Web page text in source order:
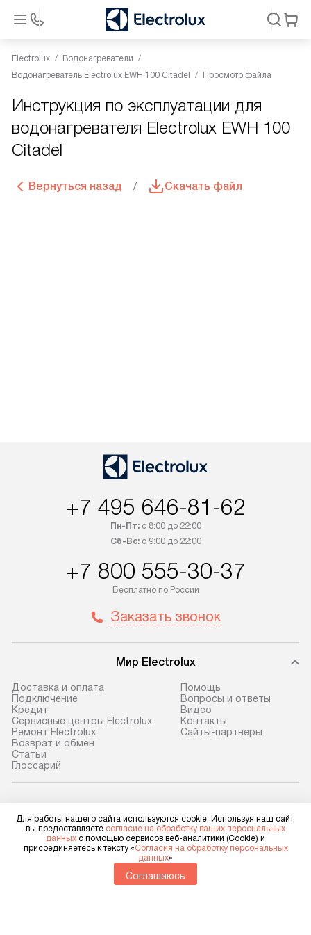
Electrolux
Водонагреватели
Водонагреватель Electrolux EWH 100 Citadel
Просмотр файла
Инструкция по эксплуатации для
водонагревателя Electrolux EWH 100
Citadel
Вернуться назад Скачать файл
+7 495 646-81-62
Пн-Пт:с 8:00 до 22:00
Сб-Вс:с 9:00 до 22:00
+7 800 555-30-37
Бесплатно по России
Заказать звонок
Мир Electrolux
Доставка и оплата
Подключение
Кредит
Сервисные центры Electrolux
Ремонт Electrolux
Возврат и обмен
Cтатьи
Глоссарий
Помощь
Вопросы и ответы
Видео
Контакты
Сайты-партнеры
Для физических лиц
shop@electrolux-home.ru
Для работы нашего сайта используются cookie. Используя наш сайт,
вы предоставляете согласие на обработку ваших персональных
данных с помощью сервисов веб-аналитики (Cookie) и
присоединяетесь к тексту «Согласия на обработку персональных
данных»
Соглашаюсь